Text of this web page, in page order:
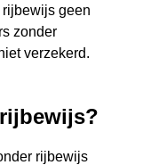
geen
zonder
verzekerd.
rijbewijs